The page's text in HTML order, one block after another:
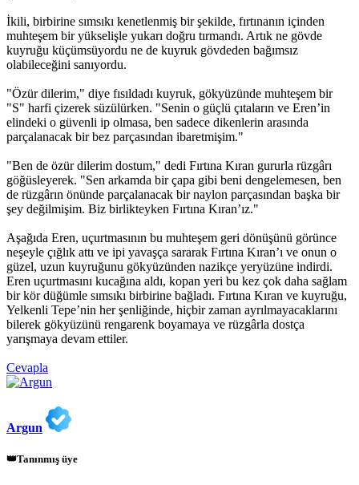
İkili, birbirine sımsıkı kenetlenmiş bir şekilde, fırtınanın içinden
muhteşem bir yükselişle yukarı doğru tırmandı. Artık ne gövde
kuyruğu küçümsüyordu ne de kuyruk gövdeden bağımsız
olabileceğini sanıyordu.
"Özür dilerim," diye fısıldadı kuyruk, gökyüzünde muhteşem bir
"S" harfi çizerek süzülürken. "Senin o güçlü çıtaların ve Eren’in
elindeki o güvenli ip olmasa, ben sadece dikenlerin arasında
parçalanacak bir bez parçasından ibaretmişim."
"Ben de özür dilerim dostum," dedi Fırtına Kıran gururla rüzgârı
göğüsleyerek. "Sen arkamda bir çapa gibi beni dengelemesen, ben
de rüzgârın önünde parçalanacak bir naylon parçasından başka bir
şey değilmişim. Biz birlikteyken Fırtına Kıran’ız."
Aşağıda Eren, uçurtmasının bu muhteşem geri dönüşünü görünce
neşeyle çığlık attı ve ipi yavaşça sararak Fırtına Kıran’ı ve onun o
güzel, uzun kuyruğunu gökyüzünden nazikçe yeryüzüne indirdi.
Eren uçurtmasını kucağına aldı, kopan yeri bu kez çok daha sağlam
bir kör düğümle sımsıkı birbirine bağladı. Fırtına Kıran ve kuyruğu,
Yelkenli Tepe’nin her şenliğinde, hiçbir zaman ayrılmayacaklarını
bilerek gökyüzünü rengarenk boyamaya ve rüzgârla dostça
yarışmaya devam ettiler.
Cevapla
Argun
👑Tanınmış üye